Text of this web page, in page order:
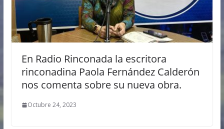
En Radio Rinconada la escritora
rinconadina Paola Fernández Calderón
nos comenta sobre su nueva obra.
Octubre 24, 2023